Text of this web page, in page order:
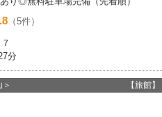
（5件）
分
＞ 【旅館】